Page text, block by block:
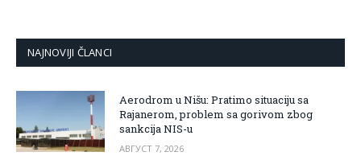
NAJNOVIJI ČLANCI
Aerodrom u Nišu: Pratimo situaciju sa
Rajanerom, problem sa gorivom zbog
sankcija NIS-u
АВГУСТ 7, 2026